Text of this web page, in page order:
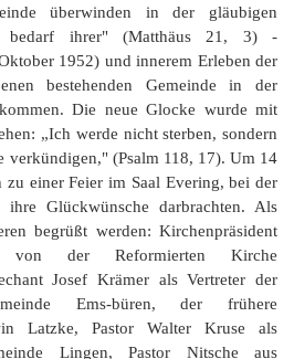
überwinden in der gläubigen
bedarf ihrer" (Matthäus 21, 3) -
1952) und innerem Erleben der
bestehenden Gemeinde in der
Die neue Glocke wurde mit
„Ich werde nicht sterben, sondern
verkündigen," (Psalm 118, 17). Um 14
zu einer Feier im Saal Evering, bei der
Glückwünsche darbrachten. Als
begrüßt werden: Kirchenpräsident
von der Reformierten Kirche
Josef Krämer als Vertreter der
Ems-büren, der frühere
Latzke, Pastor Walter Kruse als
Lingen, Pastor Nitsche aus